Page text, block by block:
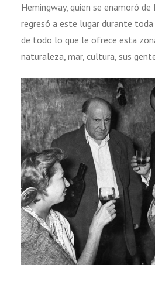
Hemingway, quien se enamoró
regresó a este lugar durante
de todo lo que le ofrece esta
naturaleza, mar, cultura, sus